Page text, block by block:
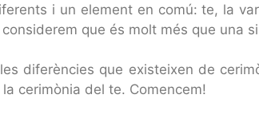
i un element en comú: te, la
que és molt més que una
diferències que existeixen de
cerimònia del te. Comencem!